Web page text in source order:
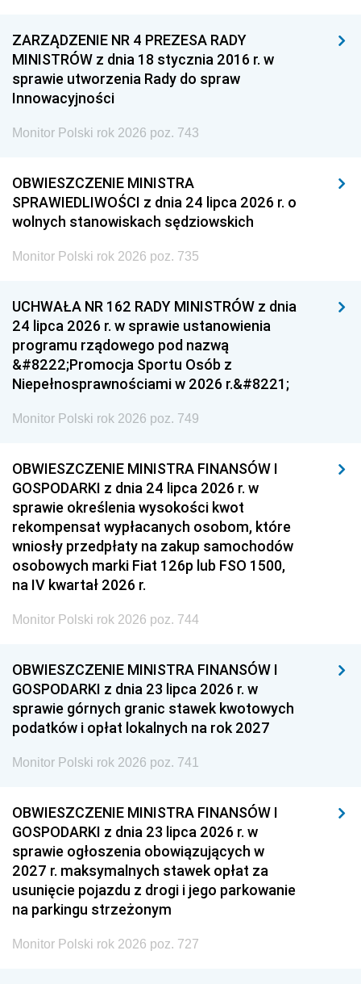
ZARZĄDZENIE NR 4 PREZESA RADY
MINISTRÓW z dnia 18 stycznia 2016 r. w
sprawie utworzenia Rady do spraw
Innowacyjności
Monitor Polski rok 2026 poz. 743
OBWIESZCZENIE MINISTRA
SPRAWIEDLIWOŚCI z dnia 24 lipca 2026 r. o
wolnych stanowiskach sędziowskich
Monitor Polski rok 2026 poz. 735
UCHWAŁA NR 162 RADY MINISTRÓW z dnia
24 lipca 2026 r. w sprawie ustanowienia
programu rządowego pod nazwą
&#8222;Promocja Sportu Osób z
Niepełnosprawnościami w 2026 r.&#8221;
Monitor Polski rok 2026 poz. 749
OBWIESZCZENIE MINISTRA FINANSÓW I
GOSPODARKI z dnia 24 lipca 2026 r. w
sprawie określenia wysokości kwot
rekompensat wypłacanych osobom, które
wniosły przedpłaty na zakup samochodów
osobowych marki Fiat 126p lub FSO 1500,
na IV kwartał 2026 r.
Monitor Polski rok 2026 poz. 744
OBWIESZCZENIE MINISTRA FINANSÓW I
GOSPODARKI z dnia 23 lipca 2026 r. w
sprawie górnych granic stawek kwotowych
podatków i opłat lokalnych na rok 2027
Monitor Polski rok 2026 poz. 741
OBWIESZCZENIE MINISTRA FINANSÓW I
GOSPODARKI z dnia 23 lipca 2026 r. w
sprawie ogłoszenia obowiązujących w
2027 r. maksymalnych stawek opłat za
usunięcie pojazdu z drogi i jego parkowanie
na parkingu strzeżonym
Monitor Polski rok 2026 poz. 727